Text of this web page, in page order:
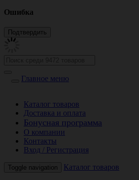
Ошибка
Главное меню
Каталог товаров
Доставка и оплата
Бонусная программа
О компании
Контакты
Вход / Регистрация
Toggle navigation Каталог товаров